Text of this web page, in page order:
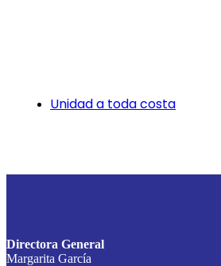
Unidad a toda costa
Directora General
Margarita García